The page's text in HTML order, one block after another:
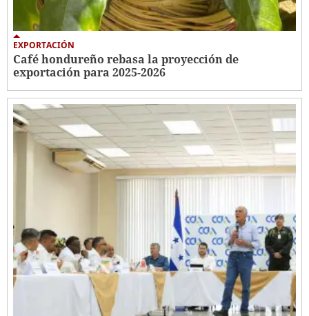
EXPORTACIÓN
Café hondureño rebasa la proyección de
exportación para 2025-2026